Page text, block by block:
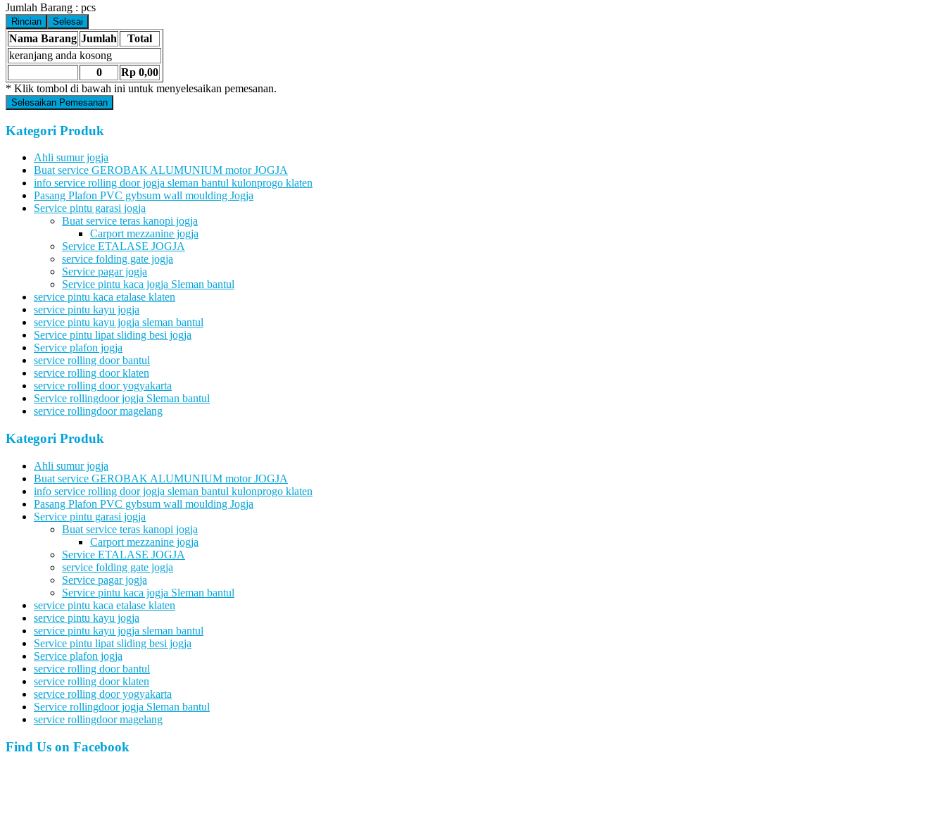
Jumlah Barang : pcs
Rincian Selesai
Nama Barang Jumlah Total
0 Rp 0,00
keranjang anda kosong
* Klik tombol di bawah ini untuk menyelesaikan pemesanan.
Selesaikan Pemesanan
Kategori Produk
Ahli sumur jogja
Buat service GEROBAK ALUMUNIUM motor JOGJA
info service rolling door jogja sleman bantul kulonprogo klaten
Pasang Plafon PVC gybsum wall moulding Jogja
Service pintu garasi jogja
Buat service teras kanopi jogja
Carport mezzanine jogja
Service ETALASE JOGJA
service folding gate jogja
Service pagar jogja
Service pintu kaca jogja Sleman bantul
service pintu kaca etalase klaten
service pintu kayu jogja
service pintu kayu jogja sleman bantul
Service pintu lipat sliding besi jogja
Service plafon jogja
service rolling door bantul
service rolling door klaten
service rolling door yogyakarta
Service rollingdoor jogja Sleman bantul
service rollingdoor magelang
Kategori Produk
Ahli sumur jogja
Buat service GEROBAK ALUMUNIUM motor JOGJA
info service rolling door jogja sleman bantul kulonprogo klaten
Pasang Plafon PVC gybsum wall moulding Jogja
Service pintu garasi jogja
Buat service teras kanopi jogja
Carport mezzanine jogja
Service ETALASE JOGJA
service folding gate jogja
Service pagar jogja
Service pintu kaca jogja Sleman bantul
service pintu kaca etalase klaten
service pintu kayu jogja
service pintu kayu jogja sleman bantul
Service pintu lipat sliding besi jogja
Service plafon jogja
service rolling door bantul
service rolling door klaten
service rolling door yogyakarta
Service rollingdoor jogja Sleman bantul
service rollingdoor magelang
Find Us on Facebook